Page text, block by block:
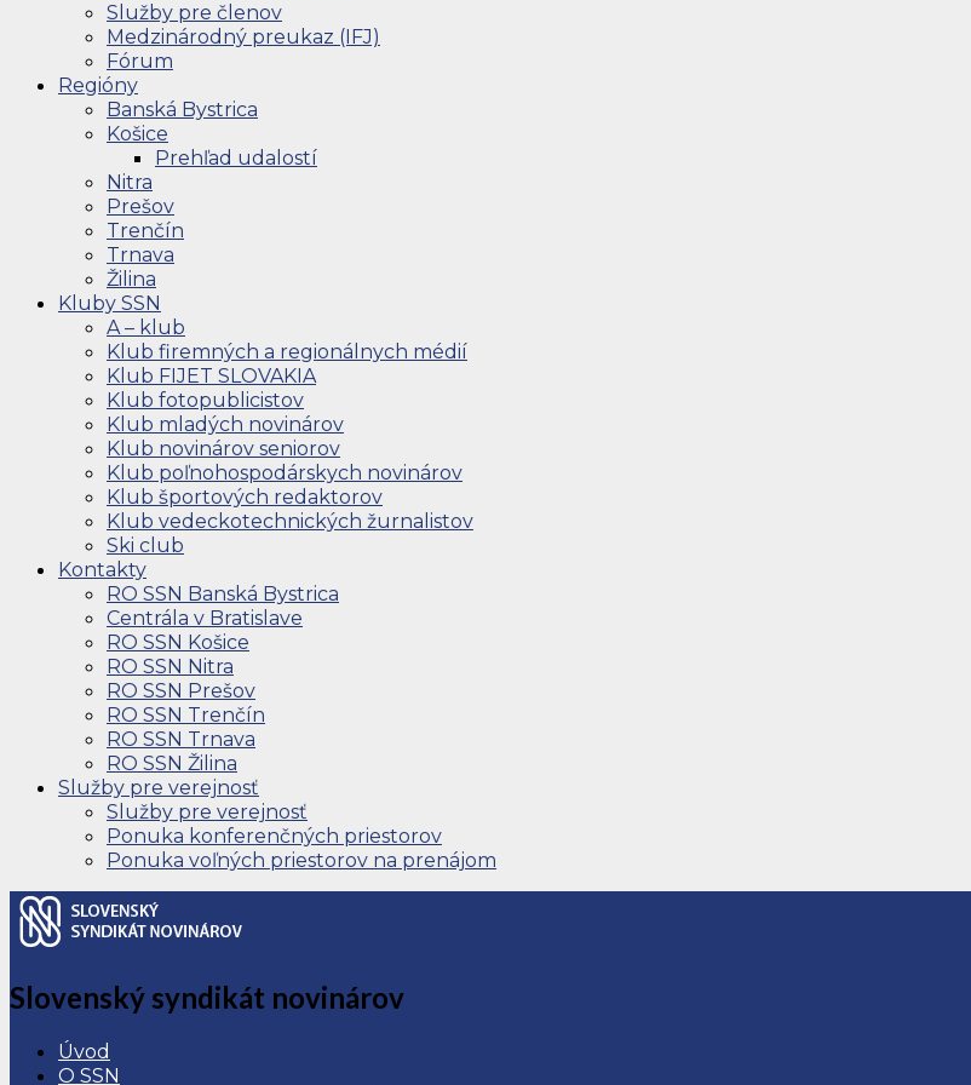
Služby pre členov
Medzinárodný preukaz (IFJ)
Fórum
Regióny
Banská Bystrica
Košice
Prehľad udalostí
Nitra
Prešov
Trenčín
Trnava
Žilina
Kluby SSN
A – klub
Klub firemných a regionálnych médií
Klub FIJET SLOVAKIA
Klub fotopublicistov
Klub mladých novinárov
Klub novinárov seniorov
Klub poľnohospodárskych novinárov
Klub športových redaktorov
Klub vedeckotechnických žurnalistov
Ski club
Kontakty
RO SSN Banská Bystrica
Centrála v Bratislave
RO SSN Košice
RO SSN Nitra
RO SSN Prešov
RO SSN Trenčín
RO SSN Trnava
RO SSN Žilina
Služby pre verejnosť
Služby pre verejnosť
Ponuka konferenčných priestorov
Ponuka voľných priestorov na prenájom
Slovenský syndikát novinárov
Úvod
O SSN